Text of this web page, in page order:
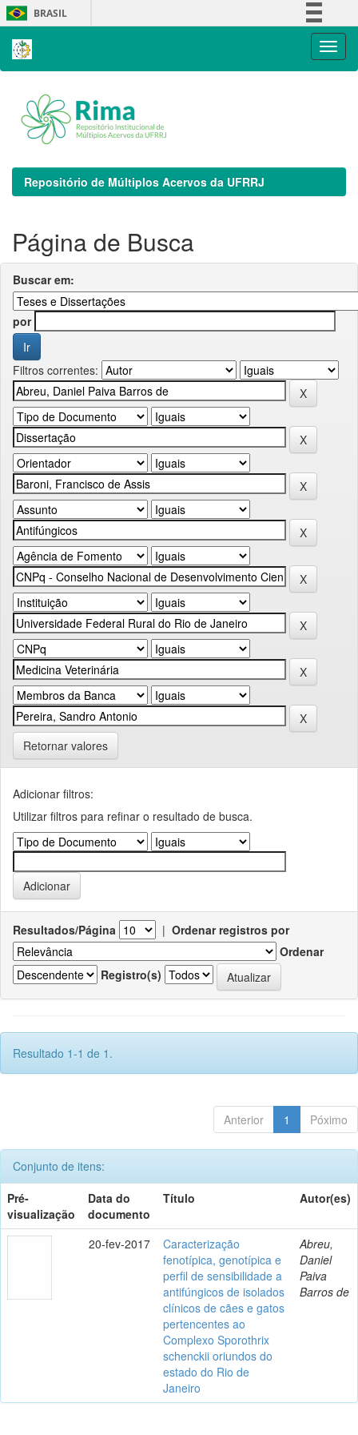
Skip
navigation
BRASIL
Repositório de Múltiplos Acervos da UFRRJ
Página de Busca
Buscar em:
por
Filtros correntes:
Retornar valores
Adicionar filtros:
Utilizar filtros para refinar o resultado de busca.
Resultados/Página | Ordenar registros por
Ordenar
Registro(s)
Resultado 1-1 de 1.
Anterior 1 Póximo
Conjunto de itens:
Pré-
visualização
Data do
documento
Título Autor(es)
20-fev-2017
Caracterização
fenotípica, genotípica e
perfil de sensibilidade a
antifúngicos de isolados
clínicos de cães e gatos
pertencentes ao
Complexo Sporothrix
schenckii oriundos do
estado do Rio de
Janeiro
Abreu,
Daniel
Paiva
Barros de